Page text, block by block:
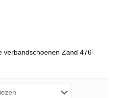
verbandschoenen Zand 476-